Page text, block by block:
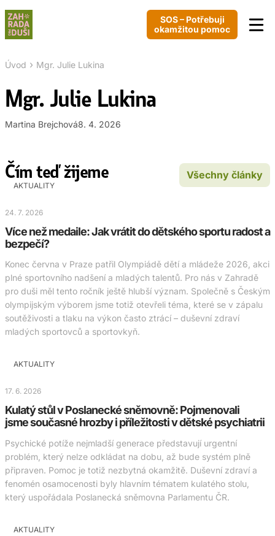
SOS – Potřebuji
okamžitou pomoc
Úvod › Mgr. Julie Lukina
Mgr. Julie Lukina
Martina Brejchová8. 4. 2026
Čím teď žijeme Všechny články
AKTUALITY
24. 7. 2026
Více než medaile: Jak vrátit do dětského sportu radost a
bezpečí?
Konec června v Praze patřil Olympiádě dětí a mládeže 2026, akci
plné sportovního nadšení a mladých talentů. Pro nás v Zahradě
pro duši měl tento ročník ještě hlubší význam. Společně s Českým
olympijským výborem jsme totiž otevřeli téma, které se v zápalu
soutěživosti a tlaku na výkon často ztrácí – duševní zdraví
mladých sportovců a sportovkyň.
AKTUALITY
17. 6. 2026
Kulatý stůl v Poslanecké sněmovně: Pojmenovali
jsme současné hrozby i příležitosti v dětské psychiatrii
Psychické potíže nejmladší generace představují urgentní
problém, který nelze odkládat na dobu, až bude systém plně
připraven. Pomoc je totiž nezbytná okamžitě. Duševní zdraví a
fenomén osamocenosti byly hlavním tématem kulatého stolu,
který uspořádala Poslanecká sněmovna Parlamentu ČR.
AKTUALITY